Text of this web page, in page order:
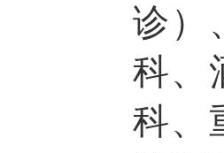
诊）
科、
科、